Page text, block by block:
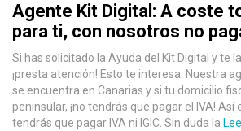
Agente Kit Digital: A coste
para ti, con nosotros no
Si has solicitado la Ayuda del Kit Digital y te
¡presta atención! Esto te interesa. Nuestra
se encuentra en Canarias y si tu domicilio
peninsular, ¡no tendrás que pagar el IVA! Así
tendrás que pagar IVA ni IGIC. Sin duda la